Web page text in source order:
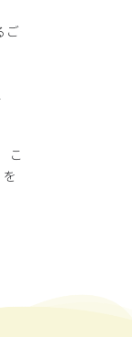
ご
こ